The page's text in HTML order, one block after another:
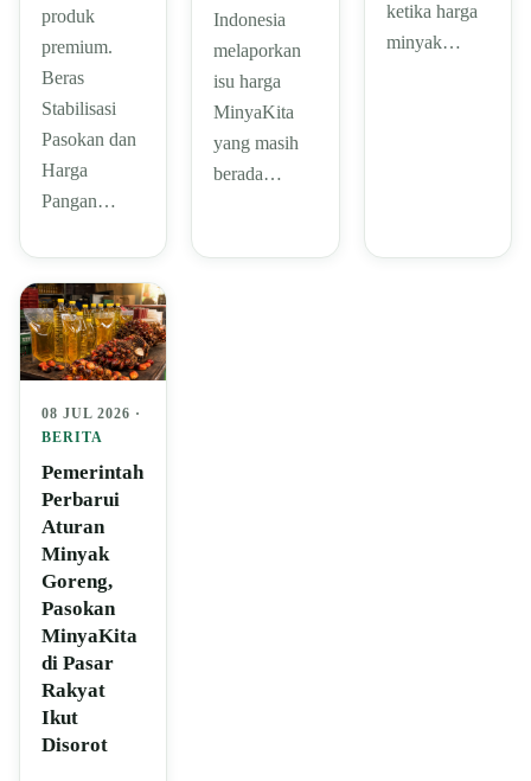
produk
premium.
Beras
Stabilisasi
Pasokan dan
Harga
Pangan…
Indonesia
melaporkan
isu harga
MinyaKita
yang masih
berada…
ketika harga
minyak…
08 JUL 2026 ·
BERITA
Pemerintah
Perbarui
Aturan
Minyak
Goreng,
Pasokan
MinyaKita
di Pasar
Rakyat
Ikut
Disorot